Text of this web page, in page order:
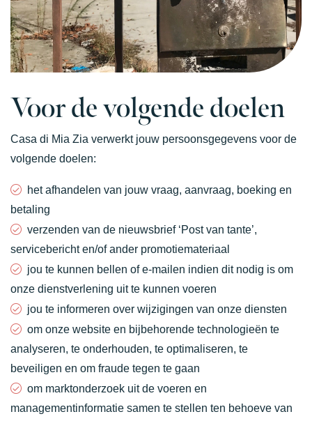
Voor de volgende doelen
Casa di Mia Zia verwerkt jouw persoonsgegevens voor de
volgende doelen:
het afhandelen van jouw vraag, aanvraag, boeking en
betaling
verzenden van de nieuwsbrief ‘Post van tante’,
servicebericht en/of ander promotiemateriaal
jou te kunnen bellen of e-mailen indien dit nodig is om
onze dienstverlening uit te kunnen voeren
jou te informeren over wijzigingen van onze diensten
om onze website en bijbehorende technologieën te
analyseren, te onderhouden, te optimaliseren, te
beveiligen en om fraude tegen te gaan
om marktonderzoek uit de voeren en
managementinformatie samen te stellen ten behoeve van